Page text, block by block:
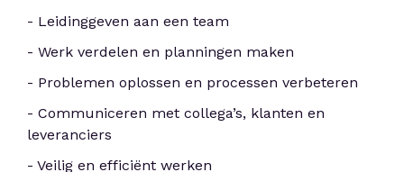
- Leidinggeven aan een team
- Werk verdelen en planningen maken
- Problemen oplossen en processen verbeteren
- Communiceren met collega’s, klanten en
leveranciers
- Veilig en efficiënt werken